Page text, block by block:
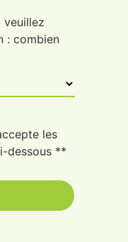
veuillez
: combien
les
dessous **